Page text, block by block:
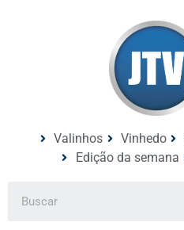
Valinhos Vinhedo
Edição da semana